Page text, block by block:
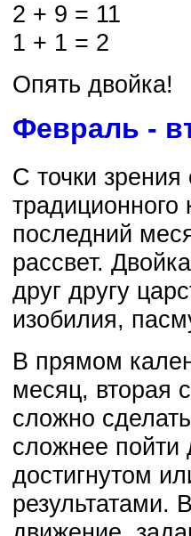
2 + 9 = 11
1 + 1 = 2
Опять двойка!
Февраль -
С точки зрения
традиционного
последний
рассвет.
друг другу
изобилия,
В прямом
месяц, вторая
сложно
сложнее пойти
достигнутом
результатами.